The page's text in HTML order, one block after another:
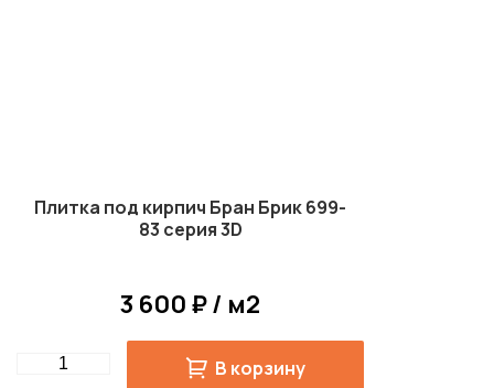
Плитка под кирпич Бран Брик 699-
83 серия 3D
3 600 ₽ / м2
Quantity В корзину